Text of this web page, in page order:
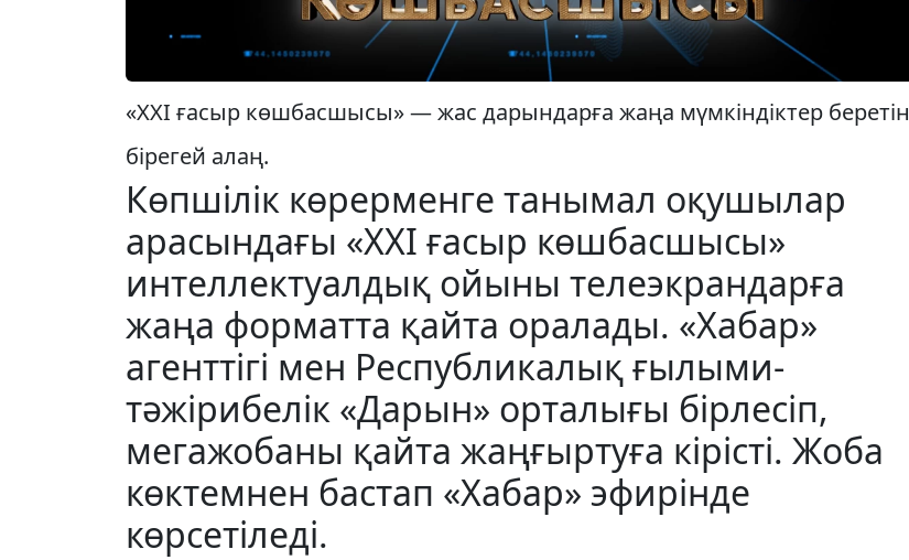
«XXI ғасыр көшбасшысы» — жас дарындарға жаңа мүмкіндіктер беретін
бірегей алаң.
Көпшілік көрерменге танымал оқушылар
арасындағы «XXI ғасыр көшбасшысы»
интеллектуалдық ойыны телеэкрандарға
жаңа форматта қайта оралады. «Хабар»
агенттігі мен Республикалық ғылыми-
тәжірибелік «Дарын» орталығы бірлесіп,
мегажобаны қайта жаңғыртуға кірісті. Жоба
көктемнен бастап «Хабар» эфирінде
көрсетіледі.